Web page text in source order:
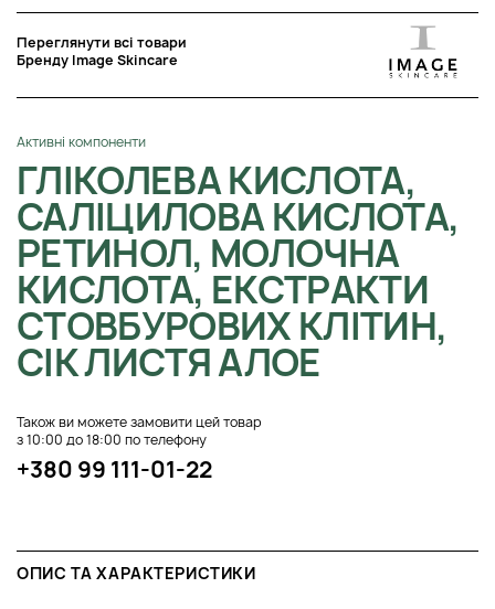
Переглянути всі товари
Бренду Image Skincare
Активні компоненти
ГЛІКОЛЕВА КИСЛОТА,
САЛІЦИЛОВА КИСЛОТА,
РЕТИНОЛ, МОЛОЧНА
КИСЛОТА, ЕКСТРАКТИ
СТОВБУРОВИХ КЛІТИН,
СІК ЛИСТЯ АЛОЕ
Також ви можете замовити цей товар
з 10:00 до 18:00 по телефону
+380 99 111-01-22
ОПИС ТА ХАРАКТЕРИСТИКИ